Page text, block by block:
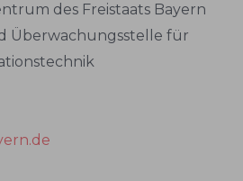
des Freistaats Bayern
Überwachungsstelle für